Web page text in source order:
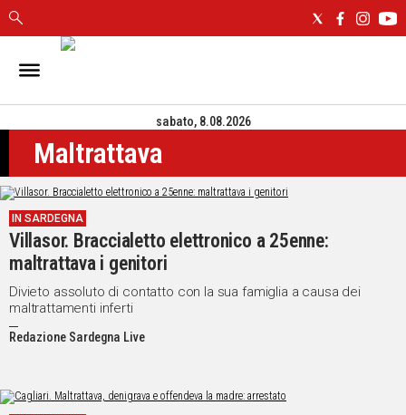
IN
CAGLIARI
SASSARI
NUORO
ORISTANO
SULCIS
GALLURA
OGLIASTRA
MEDIO
CAMPIDANO
POLITICA
sabato, 8.08.2026
Maltrattava
IN SARDEGNA
Villasor. Braccialetto elettronico a 25enne:
maltrattava i genitori
Divieto assoluto di contatto con la sua famiglia a causa dei
maltrattamenti inferti
Redazione Sardegna Live